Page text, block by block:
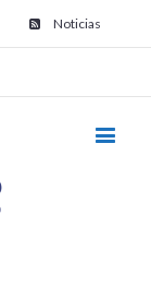
Noticias